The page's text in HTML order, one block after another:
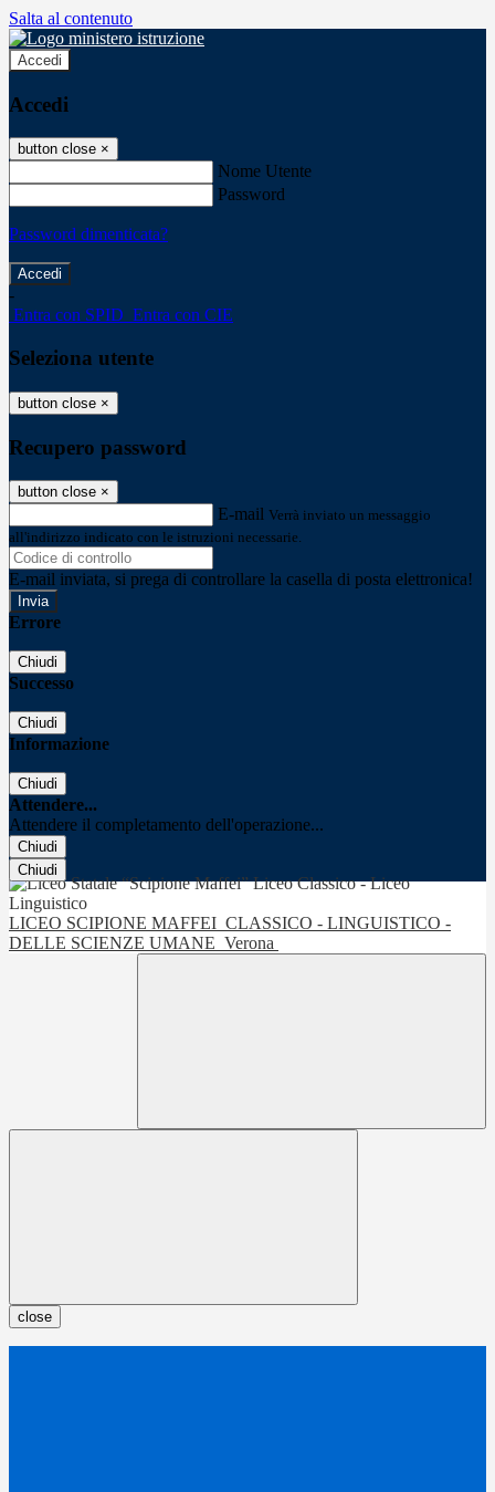
Salta al contenuto
Accedi
Accedi
button close ×
Nome Utente
Password
Password dimenticata?
-
Entra con SPID Entra con CIE
Seleziona utente
button close ×
Recupero password
button close ×
E-mail Verrà inviato un messaggio
all'indirizzo indicato con le istruzioni necessarie.
E-mail inviata, si prega di controllare la casella di posta elettronica!
Errore
Chiudi
Successo
Chiudi
Informazione
Chiudi
Attendere...
Attendere il completamento dell'operazione...
Chiudi
Chiudi
LICEO SCIPIONE MAFFEI CLASSICO - LINGUISTICO -
DELLE SCIENZE UMANE Verona
close